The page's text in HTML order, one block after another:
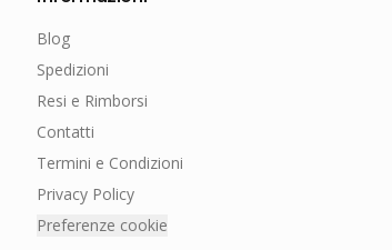
Blog
Spedizioni
Resi e Rimborsi
Contatti
Termini e Condizioni
Privacy Policy
Preferenze cookie